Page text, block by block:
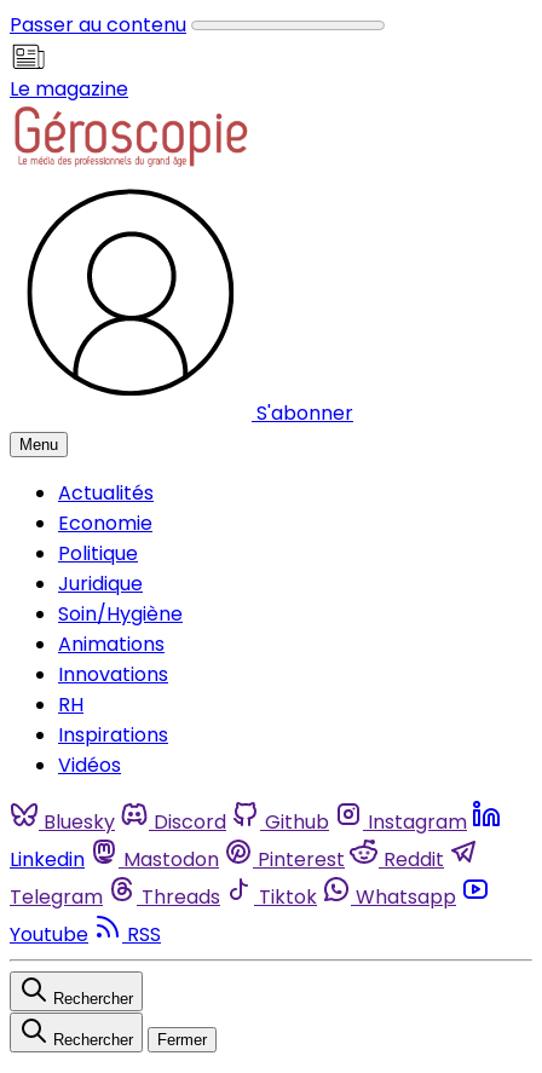
Passer au contenu
Le magazine
S'abonner
Menu
Actualités
Economie
Politique
Juridique
Soin/Hygiène
Animations
Innovations
RH
Inspirations
Vidéos
Bluesky Discord Github
Instagram
Linkedin
Mastodon Pinterest
Reddit
Telegram
Threads Tiktok
Whatsapp
Youtube
RSS
Rechercher
Rechercher Fermer
Panneau de gestion des cookies